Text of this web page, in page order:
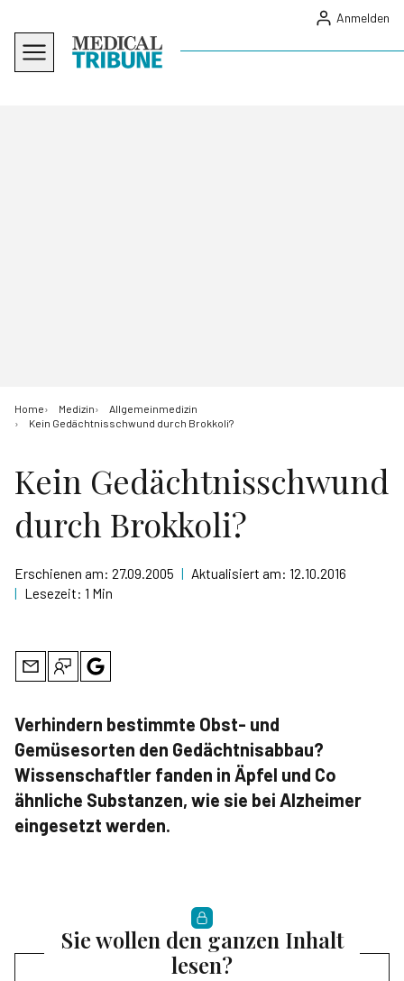
Anmelden
Home Medizin
Allgemeinmedizin
Kein Gedächtnisschwund durch Brokkoli?
Kein Gedächtnisschwund
durch Brokkoli?
Erschienen am: 27.09.2005 | Aktualisiert am: 12.10.2016
| Lesezeit: 1 Min
Verhindern bestimmte Obst- und
Gemüsesorten den Gedächtnisabbau?
Wissenschaftler fanden in Äpfel und Co
ähnliche Substanzen, wie sie bei Alzheimer
eingesetzt werden.
Sie wollen den ganzen Inhalt
lesen?